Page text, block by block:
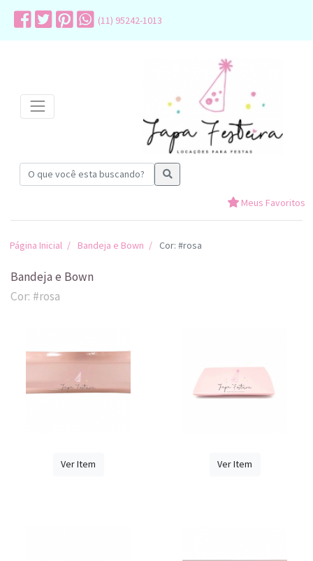
(11) 95242-1013
Meus Favoritos
Página Inicial Bandeja e Bown Cor: #rosa
Bandeja e Bown
Cor: #rosa
Ver Item Ver Item